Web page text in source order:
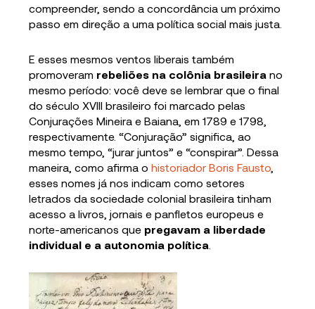
compreender, sendo a concordância um próximo
passo em direção a uma política social mais justa.
E esses mesmos ventos liberais também
promoveram rebeliões na colônia brasileirano
mesmo período: você deve se lembrar que o final
do século XVIII brasileiro foi marcado pelas
Conjurações Mineira e Baiana, em 1789 e 1798,
respectivamente. “Conjuração” significa, ao
mesmo tempo, “jurar juntos” e “conspirar”. Dessa
maneira, como afirma ohistoriador Boris Fausto
esses nomes já nos indicam como setores
letrados da sociedade colonial brasileira tinham
acesso a livros, jornais e panfletos europeus e
norte-americanos que pregavam a liberdade
individual e a autonomia política